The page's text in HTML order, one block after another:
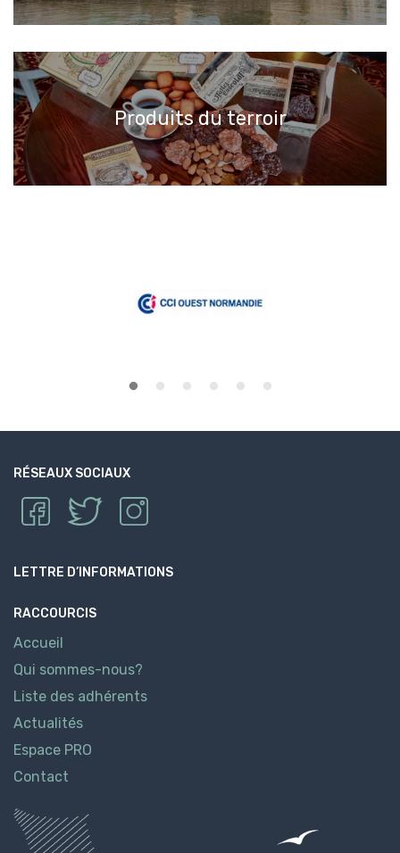
Produits du terroir
RÉSEAUX SOCIAUX
LETTRE D’INFORMATIONS
RACCOURCIS
Accueil
Qui sommes-nous?
Liste des adhérents
Actualités
Espace PRO
Contact